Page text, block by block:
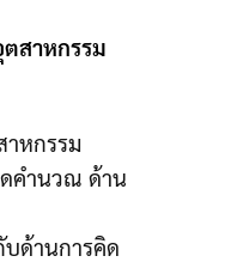
สาหกรรม
าหกรรม
คำนวณ ด้าน
ด้านการคิด